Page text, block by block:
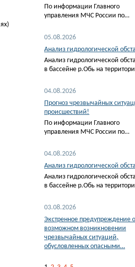
По информации Главного
управления МЧС России по…
05.08.2026
Анализ гидрологической
Анализ гидрологической
в бассейне р.Обь на
04.08.2026
Прогноз чрезвычайных
происшествий!
По информации Главного
управления МЧС России по…
04.08.2026
Анализ гидрологической
Анализ гидрологической
в бассейне р.Обь на
03.08.2026
Экстренное предупреждение о
возможном возникновении
чрезвычайных ситуаций,
обусловленных опасными…